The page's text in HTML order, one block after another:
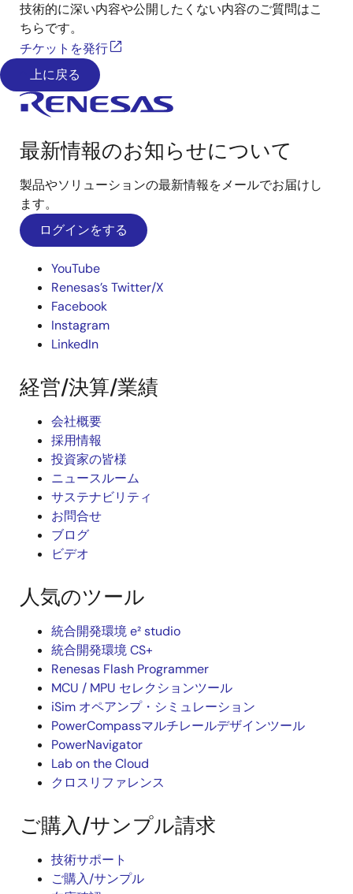
技術的に深い内容や公開したくない内容のご質問はこ
ちらです。
チケットを発行
上に戻る
最新情報のお知らせについて
製品やソリューションの最新情報をメールでお届けし
ます。
ログインをする
YouTube
Renesas’s Twitter/X
Facebook
Instagram
LinkedIn
経営/決算/業績
会社概要
採用情報
投資家の皆様
ニュースルーム
サステナビリティ
お問合せ
ブログ
ビデオ
人気のツール
統合開発環境 e² studio
統合開発環境 CS+
Renesas Flash Programmer
MCU / MPU セレクションツール
iSim オペアンプ・シミュレーション
PowerCompassマルチレールデザインツール
PowerNavigator
Lab on the Cloud
クロスリファレンス
ご購入/サンプル請求
技術サポート
ご購入/サンプル